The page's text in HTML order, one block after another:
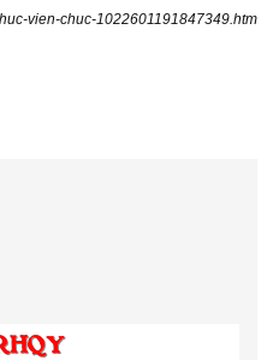
vien-chuc-1022601191847349.htm